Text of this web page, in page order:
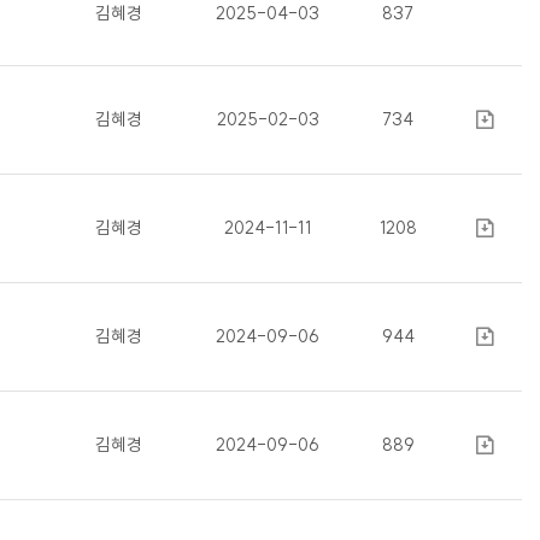
김혜경 2025-04-03 837
김혜경 2025-02-03 734
김혜경 2024-11-11 1208
김혜경 2024-09-06 944
김혜경 2024-09-06 889